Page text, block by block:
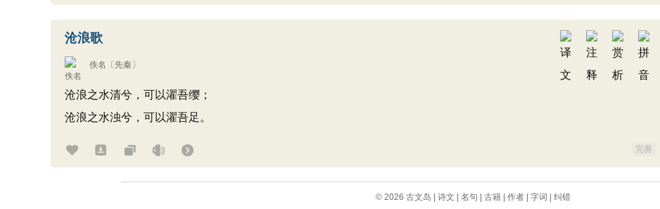
沧浪歌
佚名 〔先秦〕
沧浪之水清兮，可以濯吾缨；
沧浪之水浊兮，可以濯吾足。
完善
© 2026 古文岛 诗文 名句 古籍| 作者| 字词 纠错